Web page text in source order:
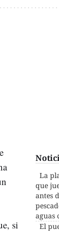
La
que
antes
aguas
El
si